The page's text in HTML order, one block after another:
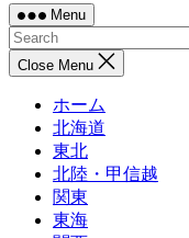
Menu
Close Menu
ホーム
北海道
東北
北陸・甲信越
関東
東海